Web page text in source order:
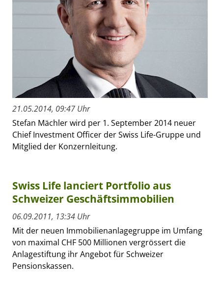
21.05.2014, 09:47 Uhr
Stefan Mächler wird per 1. September 2014 neuer
Chief Investment Officer der Swiss Life-Gruppe und
Mitglied der Konzernleitung.
Swiss Life lanciert Portfolio aus
Schweizer Geschäftsimmobilien
06.09.2011, 13:34 Uhr
Mit der neuen Immobilienanlagegruppe im Umfang
von maximal CHF 500 Millionen vergrössert die
Anlagestiftung ihr Angebot für Schweizer
Pensionskassen.